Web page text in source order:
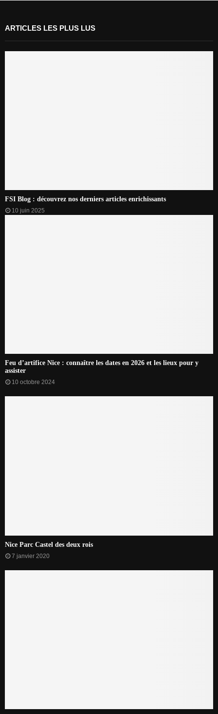
ARTICLES LES PLUS LUS
FSI Blog : découvrez nos derniers articles enrichissants
10 juin 2025
Feu d’artifice Nice : connaître les dates en 2026 et les lieux pour y
assister
10 octobre 2024
Nice Parc Castel des deux rois
7 janvier 2020